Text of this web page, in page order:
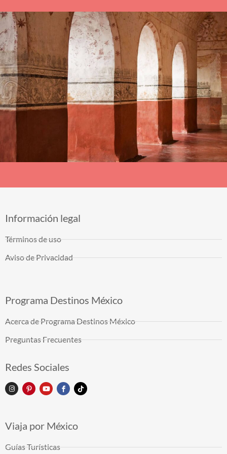
Información legal
Términos de uso
Aviso de Privacidad
Programa Destinos México
Acerca de Programa Destinos México
Preguntas Frecuentes
Redes Sociales
Viaja por México
Guías Turísticas